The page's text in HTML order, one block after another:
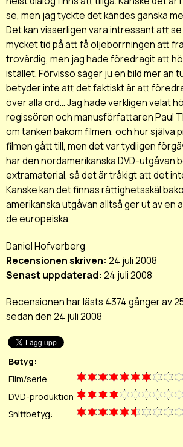
se, men jag tyckte det kändes ganska
Det kan visserligen vara intressant att
mycket tid på att få oljeborrningen att
trovärdig, men jag hade föredragit att
istället. Förvisso säger ju en bild mer än
betyder inte att det faktiskt är att
över alla ord... Jag hade verkligen velat
regissören och manusförfattaren Paul
om tanken bakom filmen, och hur själva
filmen gått till, men det var tydligen
har den nordamerikanska DVD-utgåvan
extramaterial, så det är tråkigt att det
Kanske kan det finnas rättighetsskäl
amerikanska utgåvan alltså ger ut av en
de europeiska.
Daniel Hofverberg
Recensionen skriven: 24 juli 2008
Senast uppdaterad: 24 juli 2008
Recensionen har lästs 4374 gånger av
sedan den 24 juli 2008
Betyg:
Film/serie
DVD-produktion
Snittbetyg: